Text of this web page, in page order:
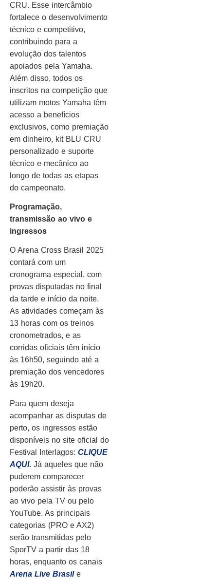
CRU. Esse intercâmbio
fortalece o desenvolvimento
técnico e competitivo,
contribuindo para a
evolução dos talentos
apoiados pela Yamaha.
Além disso, todos os
inscritos na competição que
utilizam motos Yamaha têm
acesso a benefícios
exclusivos, como premiação
em dinheiro, kit BLU CRU
personalizado e suporte
técnico e mecânico ao
longo de todas as etapas
do campeonato.
Programação,
transmissão ao vivo e
ingressos
O Arena Cross Brasil 2025
contará com um
cronograma especial, com
provas disputadas no final
da tarde e início da noite.
As atividades começam às
13 horas com os treinos
cronometrados, e as
corridas oficiais têm início
às 16h50, seguindo até a
premiação dos vencedores
às 19h20.
Para quem deseja
acompanhar as disputas de
perto, os ingressos estão
disponíveis no site oficial do
Festival Interlagos: CLIQUE
AQUI. Já aqueles que não
puderem comparecer
poderão assistir às provas
ao vivo pela TV ou pelo
YouTube. As principais
categorias (PRO e AX2)
serão transmitidas pelo
SporTV a partir das 18
horas, enquanto os canais
Arena Live Brasil e